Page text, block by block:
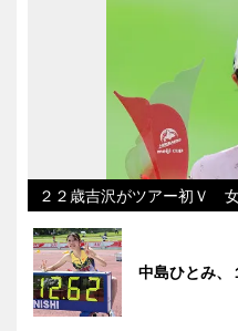
２２歳吉沢がツアー初Ｖ
中島ひとみ、